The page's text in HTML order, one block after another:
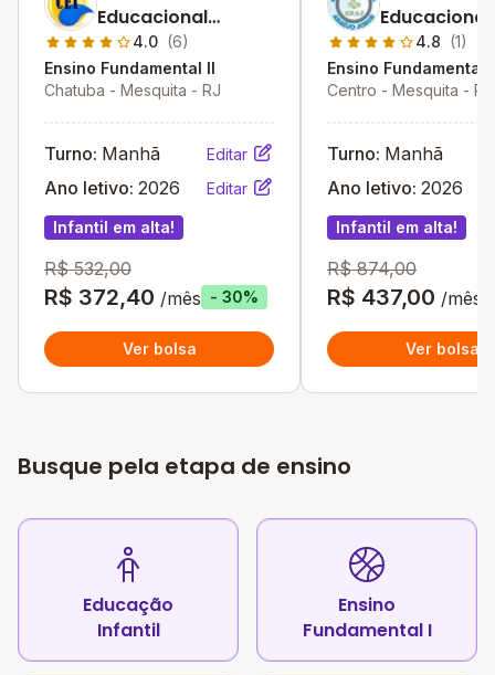
Educacional
Inovação
4.0 (6)
Ensino Fundamental II
Chatuba - Mesquita - RJ
Turno: Manhã Editar
Ano letivo: 2026 Editar
Infantil em alta!
R$ 532,00
R$ 372,40 /mês - 30%
Ver bolsa
Jorge
Mágica)
4.8 (1)
Ensino Fundamental
Centro - Mesquita - RJ
Turno: Manhã
Ano letivo: 2026
Infantil em alta!
R$ 874,00
R$ 437,00 /mês
Ver bolsa
Busque pela etapa de ensino
Educação
Infantil
Ensino
Fundamental I